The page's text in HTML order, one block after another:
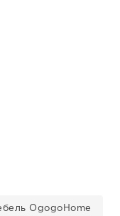
OgogoHome